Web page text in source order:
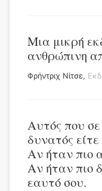
Μια μικρή
ανθρώπινη
Φρήντριχ Νίτσε,
Αυτός που
δυνατός
Αν ήταν πιο
Αν ήταν πιο
εαυτό σου.